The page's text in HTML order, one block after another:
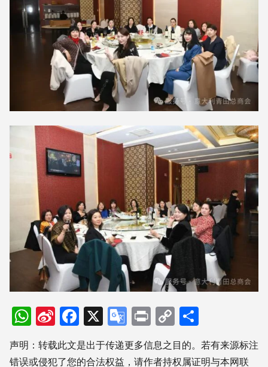
WhatsApp
Sina
Weibo
Facebook
X Google
Translate
PrintCopy
Link享
声明：转载此文是出于传递更多信息之目的。若有来源标注
错误或侵犯了您的合法权益，请作者持权属证明与本网联